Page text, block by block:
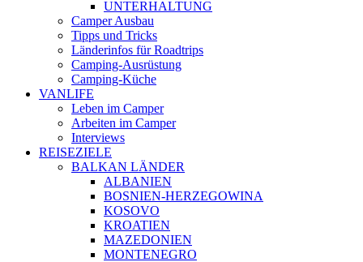
UNTERHALTUNG
Camper Ausbau
Tipps und Tricks
Länderinfos für Roadtrips
Camping-Ausrüstung
Camping-Küche
VANLIFE
Leben im Camper
Arbeiten im Camper
Interviews
REISEZIELE
BALKAN LÄNDER
ALBANIEN
BOSNIEN-HERZEGOWINA
KOSOVO
KROATIEN
MAZEDONIEN
MONTENEGRO